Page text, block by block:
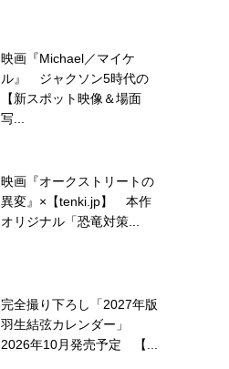
映画『Michael／マイケ
ル』 ジャクソン5時代の
【新スポット映像＆場面
写...
映画『オークストリートの
異変』×【tenki.jp】 本作
オリジナル「恐竜対策...
完全撮り下ろし「2027年版
羽生結弦カレンダー」
2026年10月発売予定 【...